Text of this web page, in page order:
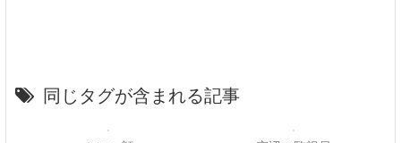
同じタグが含まれる記事